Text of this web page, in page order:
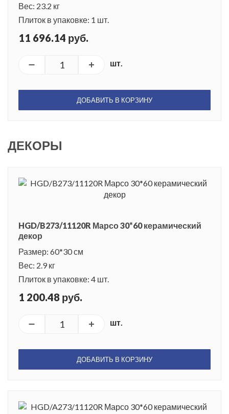
Вес: 23.2 кг
Плиток в упаковке: 1 шт.
11 696.14 руб.
шт.
ДОБАВИТЬ В КОРЗИНУ
ДЕКОРЫ
HGD/B273/11120R Марсо 30*60 керамический
декор
Размер: 60*30 см
Вес: 2.9 кг
Плиток в упаковке: 4 шт.
1 200.48 руб.
шт.
ДОБАВИТЬ В КОРЗИНУ